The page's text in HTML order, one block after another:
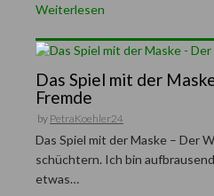
Weiterlesen
Das Spiel mit der
Fremde
by PetraKoehler24
Das Spiel mit der Maske – Der
schüchtern. Ich bin
etwas…